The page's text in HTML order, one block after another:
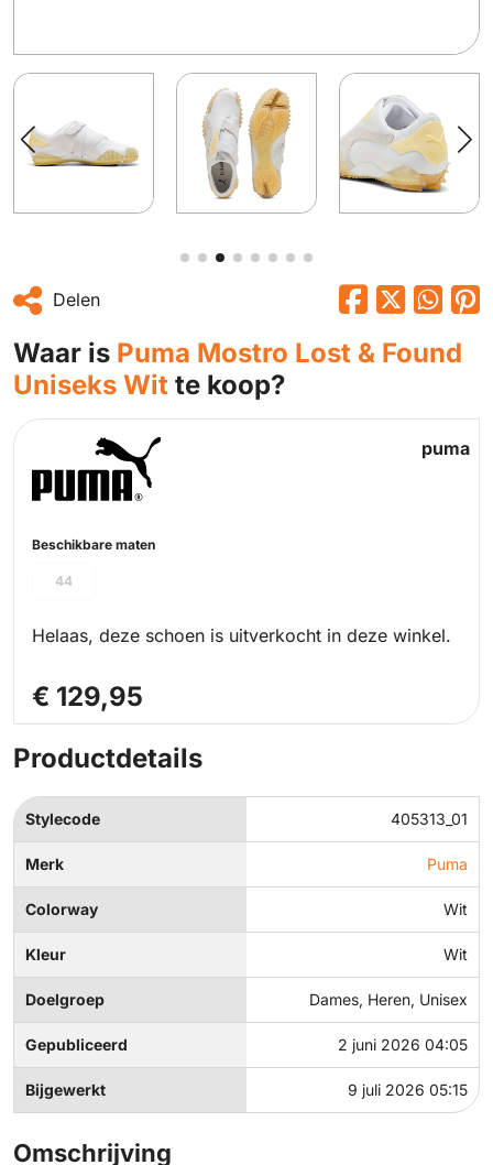
Delen
Waar is Puma Mostro Lost & Found
Uniseks Wit te koop?
puma
Beschikbare maten
44
Helaas, deze schoen is uitverkocht in deze winkel.
€ 129,95
Productdetails
Stylecode 405313_01
Merk Puma
Colorway Wit
Kleur Wit
Doelgroep Dames, Heren, Unisex
Gepubliceerd 2 juni 2026 04:05
Bijgewerkt 9 juli 2026 05:15
Omschrijving